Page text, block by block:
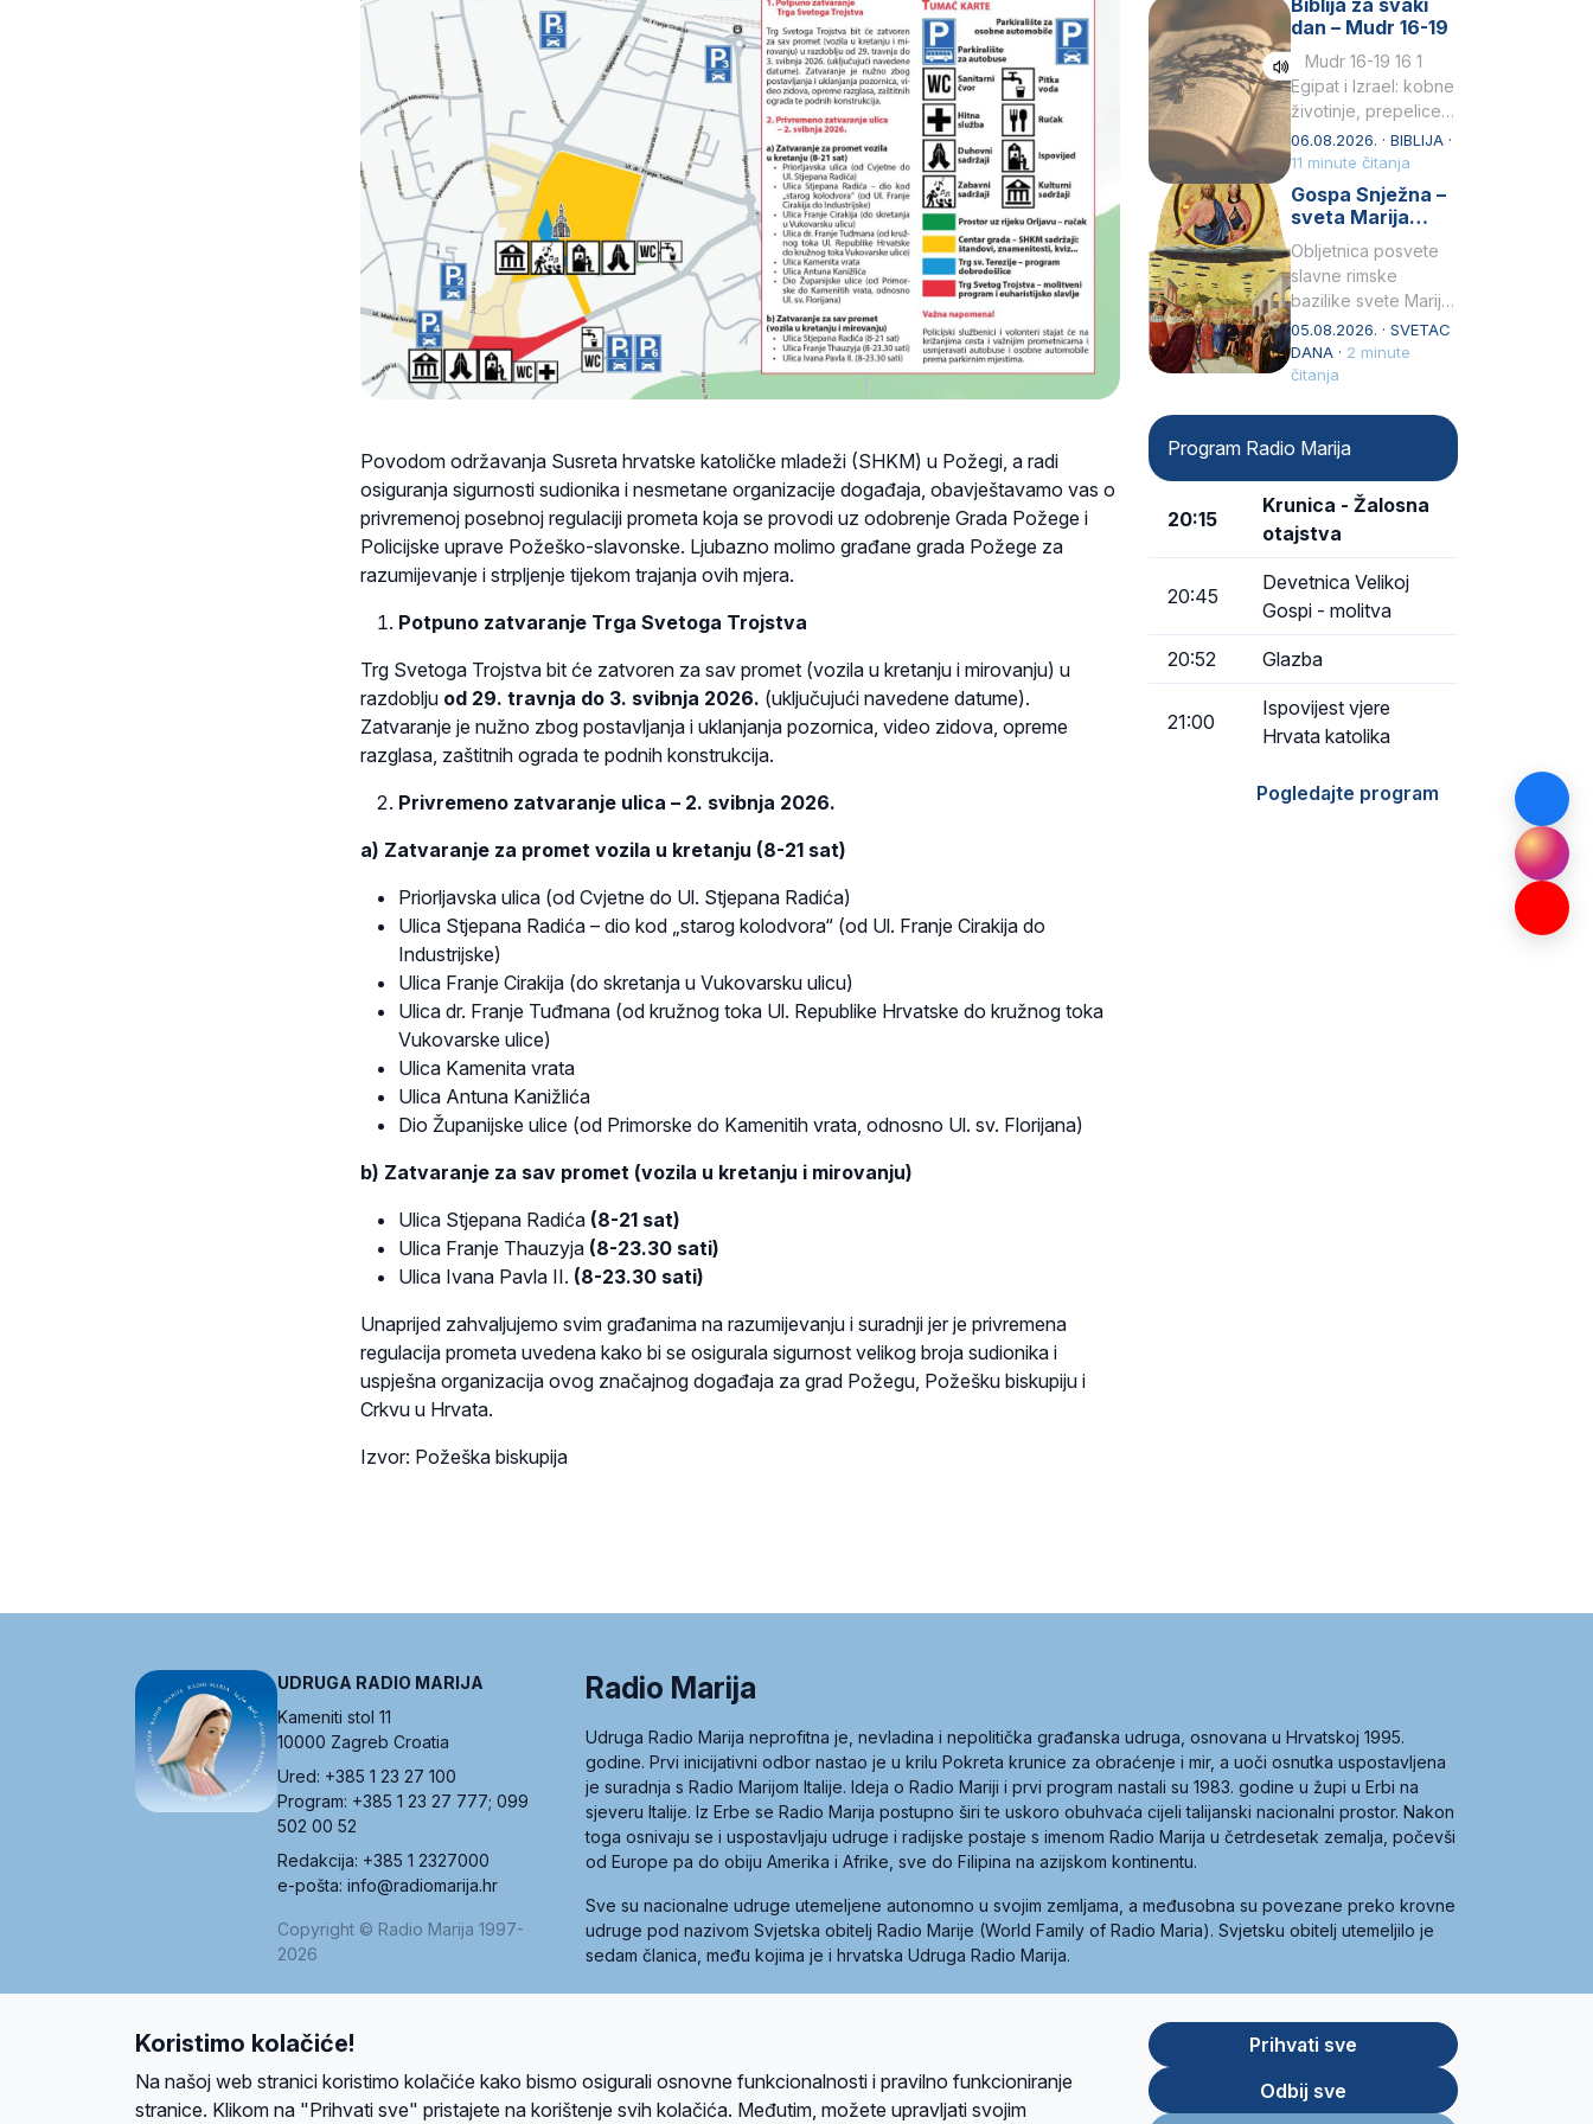
Povodom održavanja Susreta hrvatske katoličke mladeži (SHKM) u Požegi, a radi
osiguranja sigurnosti sudionika i nesmetane organizacije događaja, obavještavamo vas o
privremenoj posebnoj regulaciji prometa koja se provodi uz odobrenje Grada Požege i
Policijske uprave Požeško-slavonske. Ljubazno molimo građane grada Požege za
razumijevanje i strpljenje tijekom trajanja ovih mjera.
Potpuno zatvaranje Trga Svetoga Trojstva
Trg Svetoga Trojstva bit će zatvoren za sav promet (vozila u kretanju i mirovanju) u
razdoblju od 29. travnja do 3. svibnja 2026. (uključujući navedene datume).
Zatvaranje je nužno zbog postavljanja i uklanjanja pozornica, video zidova, opreme
razglasa, zaštitnih ograda te podnih konstrukcija.
Privremeno zatvaranje ulica – 2. svibnja 2026.
a) Zatvaranje za promet vozila u kretanju (8-21 sat)
Priorljavska ulica (od Cvjetne do Ul. Stjepana Radića)
Ulica Stjepana Radića – dio kod „starog kolodvora“ (od Ul. Franje Cirakija do
Industrijske)
Ulica Franje Cirakija (do skretanja u Vukovarsku ulicu)
Ulica dr. Franje Tuđmana (od kružnog toka Ul. Republike Hrvatske do kružnog toka
Vukovarske ulice)
Ulica Kamenita vrata
Ulica Antuna Kanižlića
Dio Županijske ulice (od Primorske do Kamenitih vrata, odnosno Ul. sv. Florijana)
b) Zatvaranje za sav promet (vozila u kretanju i mirovanju)
Ulica Stjepana Radića (8-21 sat)
Ulica Franje Thauzyja (8-23.30 sati)
Ulica Ivana Pavla II. (8-23.30 sati)
Unaprijed zahvaljujemo svim građanima na razumijevanju i suradnji jer je privremena
regulacija prometa uvedena kako bi se osigurala sigurnost velikog broja sudionika i
uspješna organizacija ovog značajnog događaja za grad Požegu, Požešku biskupiju i
Crkvu u Hrvata.
Izvor: Požeška biskupija
Petar u svojoj
drugoj…
Biblija za svaki
dan – Mudr 16-19
Mudr 16-19 16 1
Egipat i Izrael: kobne
životinje, prepelice
Zato bijahu
primjereno kažnjeni
sličnim životinjamai
mučeni mnoštvom
06.08.2026. · BIBLIJA ·
11 minute čitanja
Gospa Snježna –
sveta Marija
Velika, zaštitnica
rimske bazilike
Obljetnica posvete
slavne rimske
bazilike svete Marije
Velike (Santa Maria
Maggiore) u narodu
se slavi kao Gospa
05.08.2026. · SVETAC
DANA · 2 minute
čitanja
Program Radio Marija
20:15
Krunica - Žalosna
otajstva
20:45
Devetnica Velikoj
Gospi - molitva
20:52 Glazba
21:00
Ispovijest vjere
Hrvata katolika
Pogledajte program
UDRUGA RADIO MARIJA
Kameniti stol 11
10000 Zagreb Croatia
Ured: +385 1 23 27 100
Program: +385 1 23 27 777; 099
502 00 52
Redakcija: +385 1 2327000
e-pošta: info@radiomarija.hr
Copyright © Radio Marija 1997-
2026
Radio Marija
Udruga Radio Marija neprofitna je, nevladina i nepolitička građanska udruga, osnovana u Hrvatskoj 1995.
godine. Prvi inicijativni odbor nastao je u krilu Pokreta krunice za obraćenje i mir, a uoči osnutka uspostavljena
je suradnja s Radio Marijom Italije. Ideja o Radio Mariji i prvi program nastali su 1983. godine u župi u Erbi na
sjeveru Italije. Iz Erbe se Radio Marija postupno širi te uskoro obuhvaća cijeli talijanski nacionalni prostor. Nakon
toga osnivaju se i uspostavljaju udruge i radijske postaje s imenom Radio Marija u četrdesetak zemalja, počevši
od Europe pa do obiju Amerika i Afrike, sve do Filipina na azijskom kontinentu.
Sve su nacionalne udruge utemeljene autonomno u svojim zemljama, a međusobna su povezane preko krovne
udruge pod nazivom Svjetska obitelj Radio Marije (World Family of Radio Maria). Svjetsku obitelj utemeljilo je
sedam članica, među kojima je i hrvatska Udruga Radio Marija.
Ova stranica je zaštićena Google reCAPTCHA sustavom Store
Koristimo kolačiće!
Na našoj web stranici koristimo kolačiće kako bismo osigurali osnovne funkcionalnosti i pravilno funkcioniranje
stranice. Klikom na "Prihvati sve" pristajete na korištenje svih kolačića. Međutim, možete upravljati svojim
Prihvati sve
Odbij sve